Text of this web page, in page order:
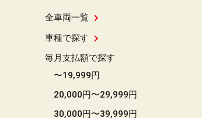
全車両一覧
車種で探す
毎月支払額で探す
〜19,999円
20,000円〜29,999円
30,000円〜39,999円